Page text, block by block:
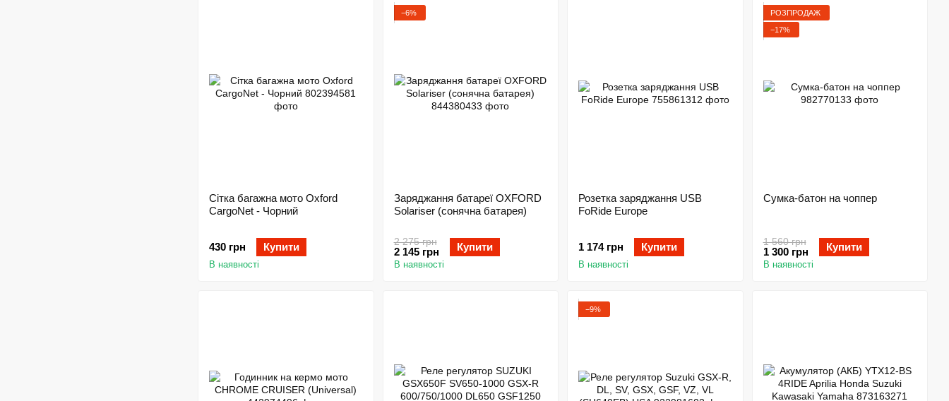
Сітка багажна мото Oxford
CargoNet - Чорний
430 грн Купити
В наявності
−6%
Заряджання батареї OXFORD
Solariser (сонячна батарея)
2 275 грн
2 145 грн Купити
В наявності
Розетка заряджання USB
FoRide Europe
1 174 грн Купити
В наявності
РОЗПРОДАЖ
−17%
Сумка-батон на чоппер
1 560 грн
1 300 грн Купити
В наявності
−9%